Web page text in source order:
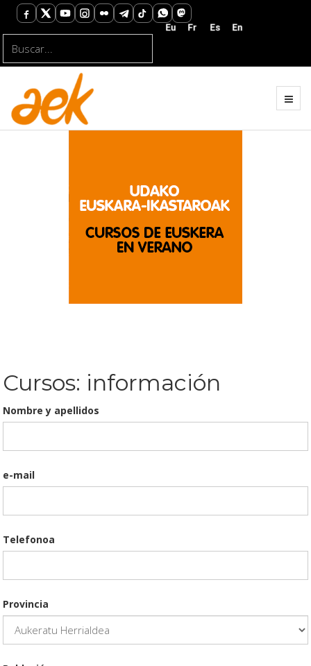
Cursos: información
Nombre y apellidos
e-mail
Telefonoa
Provincia